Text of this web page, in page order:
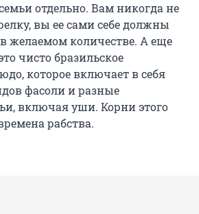
отдельно. Вам никогда не
вы ее сами себе должны
желаемом количестве. А еще
чисто бразильское
которое включает в себя
фасоли и разные
включая уши. Корни этого
рабства.